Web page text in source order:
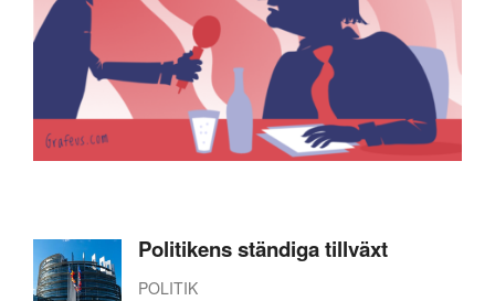
Politikens ständiga tillväxt
POLITIK